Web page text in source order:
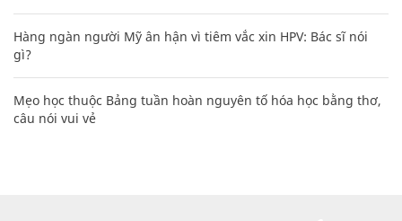
Hàng ngàn người Mỹ ân hận vì tiêm vắc xin HPV: Bác sĩ nói
gì?
Mẹo học thuộc Bảng tuần hoàn nguyên tố hóa học bằng thơ,
câu nói vui vẻ